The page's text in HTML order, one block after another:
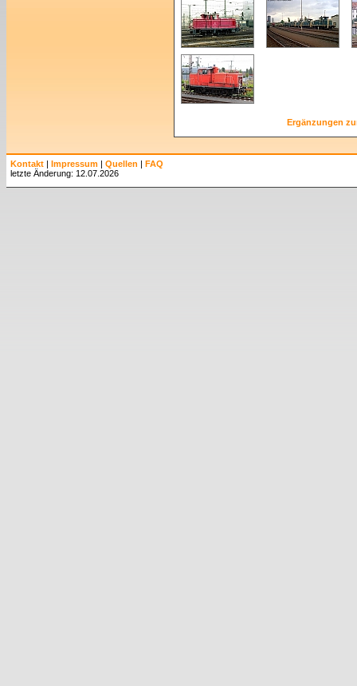
Ergänzungen
Kontakt | Impressum | Quellen | FAQ
letzte Änderung: 12.07.2026